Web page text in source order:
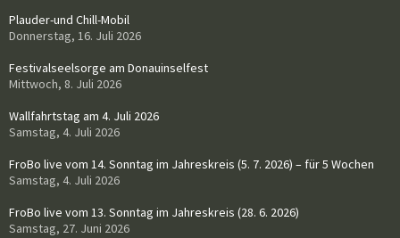
Plauder-und Chill-Mobil
Donnerstag, 16. Juli 2026
Festivalseelsorge am Donauinselfest
Mittwoch, 8. Juli 2026
Wallfahrtstag am 4. Juli 2026
Samstag, 4. Juli 2026
FroBo live vom 14. Sonntag im Jahreskreis (5. 7. 2026) – für 5 Wochen
Samstag, 4. Juli 2026
FroBo live vom 13. Sonntag im Jahreskreis (28. 6. 2026)
Samstag, 27. Juni 2026